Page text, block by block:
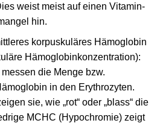
weist meist auf einen Vitamin-
hin.
korpuskuläres Hämoglobin
Hämoglobinkonzentration):
die Menge bzw.
in den Erythrozyten.
sie, wie „rot“ oder „blass“ die
MCHC (Hypochromie) zeigt